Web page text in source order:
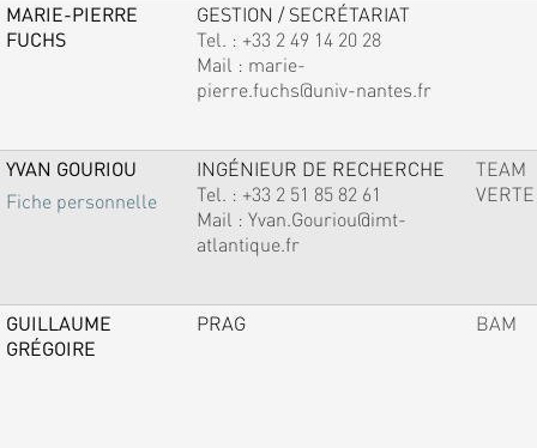
MARIE-PIERRE
FUCHS
GESTION / SECRÉTARIAT
Tel. : +33 2 49 14 20 28
Mail : marie-
pierre.fuchs@univ-nantes.fr
YVAN GOURIOU
Fiche personnelle
INGÉNIEUR DE RECHERCHE
Tel. : +33 2 51 85 82 61
Mail : Yvan.Gouriou@imt-
atlantique.fr
TEAM
VERTE
GUILLAUME
GRÉGOIRE
PRAG BAM